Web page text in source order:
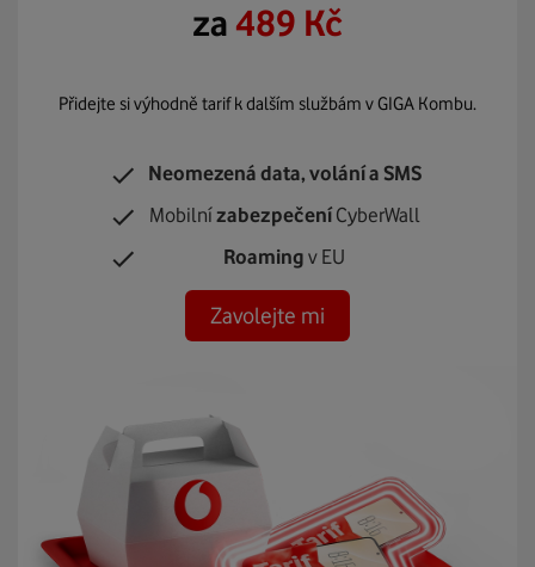
za 489 Kč
Přidejte si výhodně tarif k dalším službám v GIGA Kombu.
Neomezená data, volání a SMS
MobilnízabezpečeníCyberWall
Roaming v EU
Zavolejte mi